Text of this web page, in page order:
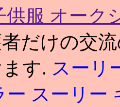
供服 オーク
だけの交
す. スーリ
ー スーリー